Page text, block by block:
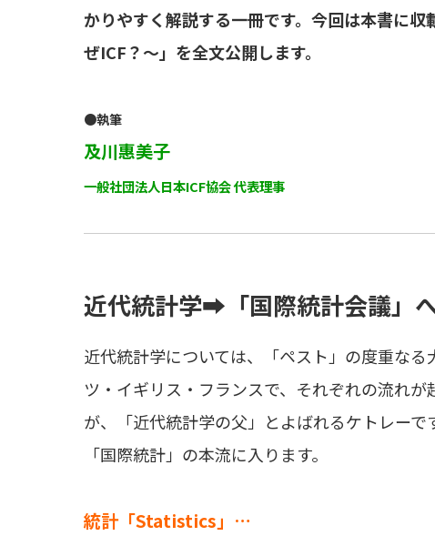
かりやすく解説する一冊です。今回は本書に
ぜICF？～」を全文公開します。
●執筆
及川惠美子
一般社団法人日本ICF協会 代表理事
近代統計学➡「国際統計会議」
近代統計学については、「ペスト」の度重な
ツ・イギリス・フランスで、それぞれの流れ
が、「近代統計学の父」とよばれるケトレーで
「国際統計」の本流に入ります。
統計「Statistics」…